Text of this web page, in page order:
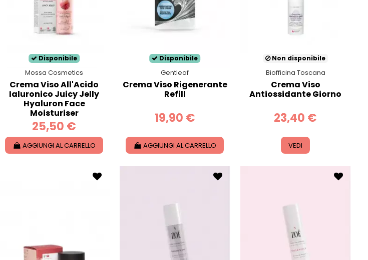
Disponibile
Mossa Cosmetics
Crema Viso All'Acido
Ialuronico Juicy Jelly
Hyaluron Face
Moisturiser
25,50 €
AGGIUNGI AL CARRELLO
Disponibile
Gentleaf
Crema Viso Rigenerante
Refill
19,90 €
AGGIUNGI AL CARRELLO
Non disponibile
Biofficina Toscana
Crema Viso
Antiossidante Giorno
23,40 €
VEDI